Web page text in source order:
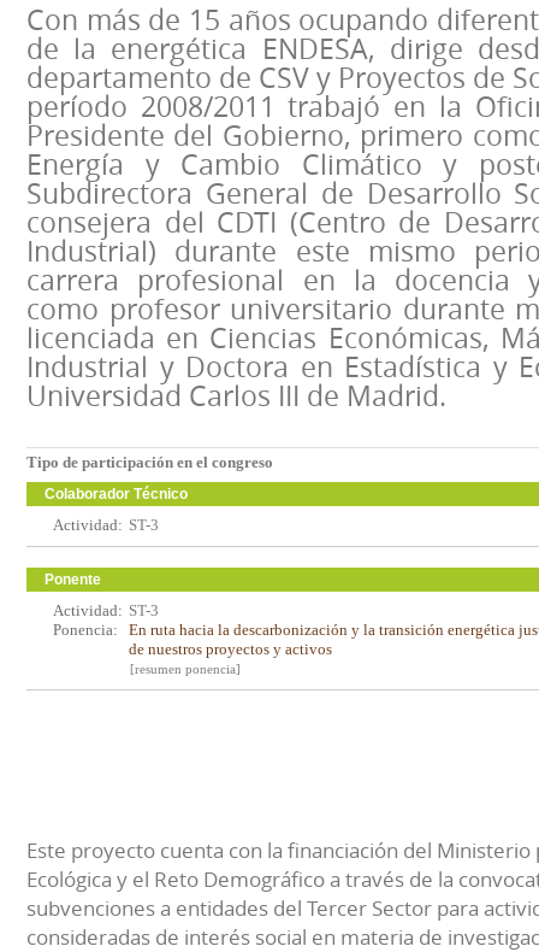
Con más de 15 años ocupando
de la energética ENDESA, dirige
departamento de CSV y Proyectos de
período 2008/2011 trabajó en la
Presidente del Gobierno, primero
Energía y Cambio Climático y
Subdirectora General de Desarrollo
consejera del CDTI (Centro de
Industrial) durante este mismo
carrera profesional en la docencia
como profesor universitario durante
licenciada en Ciencias Económicas,
Industrial y Doctora en Estadística y
Universidad Carlos III de Madrid.
Tipo de participación en el congreso
Colaborador Técnico
Actividad: ST-3
Ponente
Actividad: ST-3
Ponencia:
En ruta hacia la descarbonización y la transición energética
de nuestros proyectos y activos
[resumen ponencia]
Este proyecto cuenta con la financiación del Ministerio
Ecológica y el Reto Demográfico a través de la
subvenciones a entidades del Tercer Sector para
consideradas de interés social en materia de